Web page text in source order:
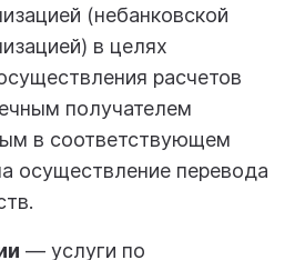
(небанковской
в целях
расчетов
получателем
в соответствующем
осуществление перевода
— услуги по